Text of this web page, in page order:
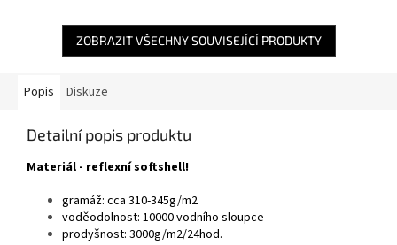
ZOBRAZIT VŠECHNY SOUVISEJÍCÍ PRODUKTY
Popis Diskuze
Detailní popis produktu
Materiál - reflexní softshell!
gramáž: cca 310-345g/m2
voděodolnost: 10000 vodního sloupce
prodyšnost: 3000g/m2/24hod.